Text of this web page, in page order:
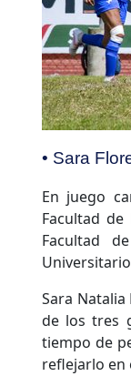
• Sara
En juego
Facultad
Facultad
Sara
de los tres
tiempo de
reflejarlo en